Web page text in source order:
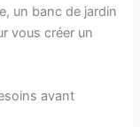
un banc de jardin
vous créer un
avant